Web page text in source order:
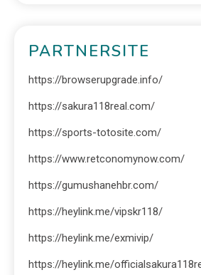
PARTNERSITE
https://browserupgrade.info/
https://sakura118real.com/
https://sports-totosite.com/
https://www.retconomynow.com/
https://gumushanehbr.com/
https://heylink.me/vipskr118/
https://heylink.me/exmivip/
https://heylink.me/